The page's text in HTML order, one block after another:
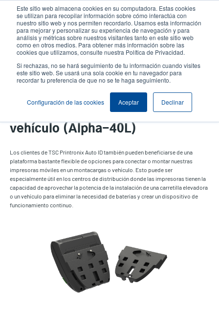
Este sitio web almacena cookies en su computadora. Estas cookies
se utilizan para recopilar información sobre cómo interactúa con
nuestro sitio web y nos permiten recordarlo. Usamos esta información
para mejorar y personalizar su experiencia de navegación y para
análisis y métricas sobre nuestros visitantes tanto en este sitio web
como en otros medios. Para obtener más información sobre las
cookies que utilizamos, consulte nuestra Política de Privacidad.
Si rechazas, no se hará seguimiento de tu información cuando visites
este sitio web. Se usará una sola cookie en tu navegador para
recordar tu preferencia de que no se te haga seguimiento.
Configuración de las cookies Aceptar Declinar
contenido
principal
User
account
menu
User
Header
Selector de productos
Adaptador de montaje en
vehículo (Alpha-40L)
Los clientes de TSC Printronix Auto ID también pueden beneficiarse de una
plataforma bastante flexible de opciones para conectar o montar nuestras
impresoras móviles en un montacargas o vehículo. Esto puede ser
especialmente útil en los centros de distribución donde las impresoras tienen la
capacidad de aprovechar la potencia de la instalación de una carretilla elevadora
o un vehículo para eliminar la necesidad de baterías y crear un dispositivo de
funcionamiento continuo.